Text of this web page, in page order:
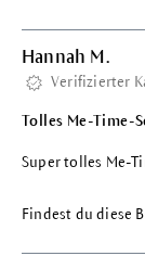
Hannah M.
Verifizierter
Tolles Me-Time-
Super tolles Me-
Findest du diese